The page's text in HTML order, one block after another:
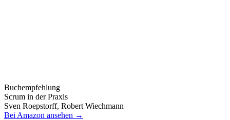
Buchempfehlung
Scrum in der Praxis
Sven Roepstorff, Robert Wiechmann
Bei Amazon ansehen →